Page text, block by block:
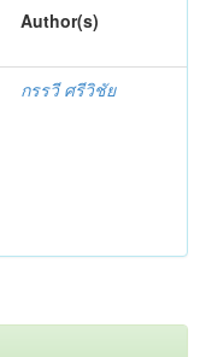
Author(s)
กรรวี ศรีวิชัย